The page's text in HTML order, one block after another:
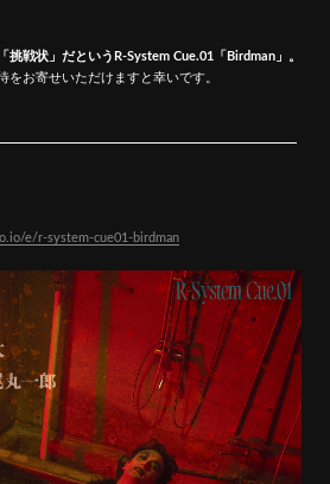
挑戦状」だというR-System Cue.01「Birdman」。
をお寄せいただけますと幸いです。
e/r-system-cue01-birdman